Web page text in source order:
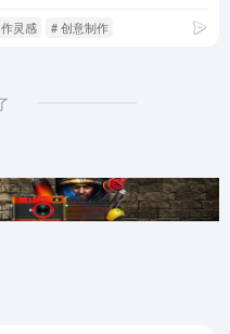
灵感 # 创意制作